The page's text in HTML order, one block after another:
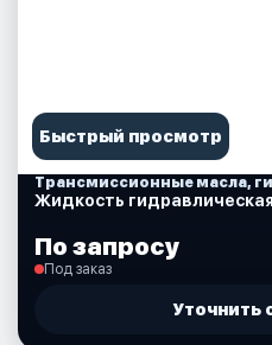
Быстрый просмотр
Жидкость
По запросу
Под заказ
Уточнить